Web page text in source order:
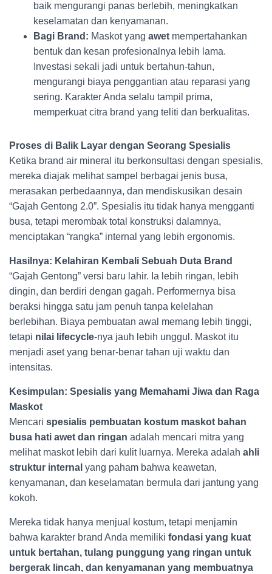
baik mengurangi panas berlebih, meningkatkan
keselamatan dan kenyamanan.
Bagi Brand: Maskot yang awet mempertahankan
bentuk dan kesan profesionalnya lebih lama.
Investasi sekali jadi untuk bertahun-tahun,
mengurangi biaya penggantian atau reparasi yang
sering. Karakter Anda selalu tampil prima,
memperkuat citra brand yang teliti dan berkualitas.
Proses di Balik Layar dengan Seorang Spesialis
Ketika brand air mineral itu berkonsultasi dengan spesialis,
mereka diajak melihat sampel berbagai jenis busa,
merasakan perbedaannya, dan mendiskusikan desain
“Gajah Gentong 2.0”. Spesialis itu tidak hanya mengganti
busa, tetapi merombak total konstruksi dalamnya,
menciptakan “rangka” internal yang lebih ergonomis.
Hasilnya: Kelahiran Kembali Sebuah Duta Brand
“Gajah Gentong” versi baru lahir. Ia lebih ringan, lebih
dingin, dan berdiri dengan gagah. Performernya bisa
beraksi hingga satu jam penuh tanpa kelelahan
berlebihan. Biaya pembuatan awal memang lebih tinggi,
tetapi nilai lifecycle-nya jauh lebih unggul. Maskot itu
menjadi aset yang benar-benar tahan uji waktu dan
intensitas.
Kesimpulan: Spesialis yang Memahami Jiwa dan Raga
Maskot
Mencari spesialis pembuatan kostum maskot bahan
busa hati awet dan ringan adalah mencari mitra yang
melihat maskot lebih dari kulit luarnya. Mereka adalah ahli
struktur internal yang paham bahwa keawetan,
kenyamanan, dan keselamatan bermula dari jantung yang
kokoh.
Mereka tidak hanya menjual kostum, tetapi menjamin
bahwa karakter brand Anda memiliki fondasi yang kuat
untuk bertahan, tulang punggung yang ringan untuk
bergerak lincah, dan kenyamanan yang membuatnya